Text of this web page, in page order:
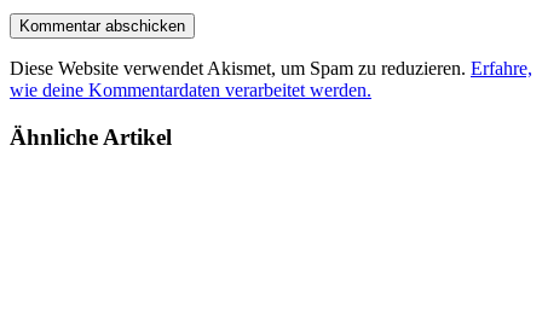
Diese Website verwendet Akismet, um Spam zu reduzieren. Erfahre,
wie deine Kommentardaten verarbeitet werden.
Ähnliche Artikel